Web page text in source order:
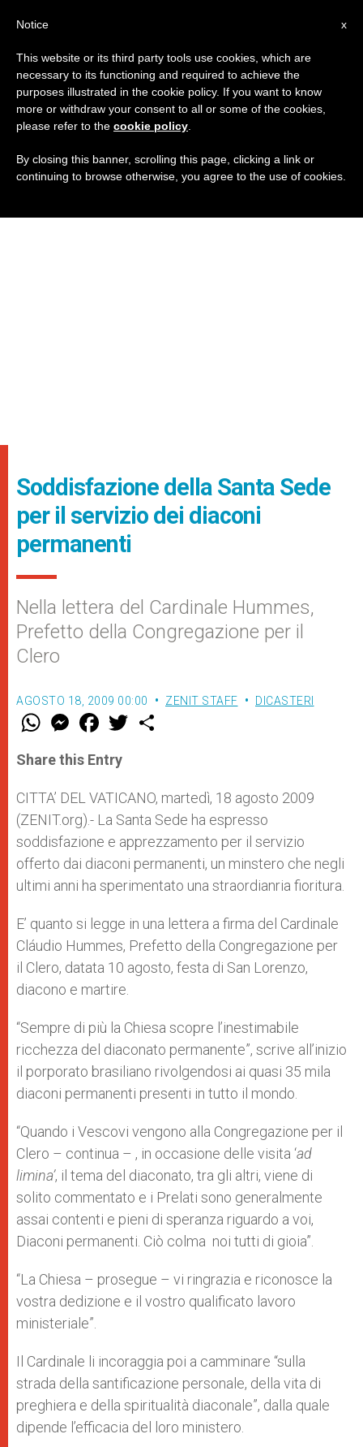
Soddisfazione della Santa Sede
per il servizio dei diaconi
permanenti
Nella lettera del Cardinale Hummes,
Prefetto della Congregazione per il
Clero
AGOSTO 18, 2009 00:00 ZENIT STAFF DICASTERI
W
t
s
p
p
M
e
s
e
g
e
r
F
a
e
b
o
k
w
r
Share this Entry
CITTA’ DEL VATICANO, martedì, 18 agosto 2009
(ZENIT.org).- La Santa Sede ha espresso
soddisfazione e apprezzamento per il servizio
offerto dai diaconi permanenti, un minstero che negli
ultimi anni ha sperimentato una straordianria fioritura.
E’ quanto si legge in una lettera a firma del Cardinale
Cláudio Hummes, Prefetto della Congregazione per
il Clero, datata 10 agosto, festa di San Lorenzo,
diacono e martire.
“Sempre di più la Chiesa scopre l’inestimabile
ricchezza del diaconato permanente”, scrive all’inizio
il porporato brasiliano rivolgendosi ai quasi 35 mila
diaconi permanenti presenti in tutto il mondo.
“Quando i Vescovi vengono alla Congregazione per il
Clero – continua – , in occasione delle visita ‘ad
limina’, il tema del diaconato, tra gli altri, viene di
solito commentato e i Prelati sono generalmente
assai contenti e pieni di speranza riguardo a voi,
Diaconi permanenti. Ciò colma noi tutti di gioia”.
“La Chiesa – prosegue – vi ringrazia e riconosce la
vostra dedizione e il vostro qualificato lavoro
ministeriale”.
Il Cardinale li incoraggia poi a camminare “sulla
strada della santificazione personale, della vita di
preghiera e della spiritualità diaconale”, dalla quale
dipende l’efficacia del loro ministero.
x
Notice
This website or its third party tools use cookies, which are
necessary to its functioning and required to achieve the
purposes illustrated in the cookie policy. If you want to know
more or withdraw your consent to all or some of the cookies,
please refer to the cookie policy
By closing this banner, scrolling this page, clicking a link or
continuing to browse otherwise, you agree to the use of cookies.